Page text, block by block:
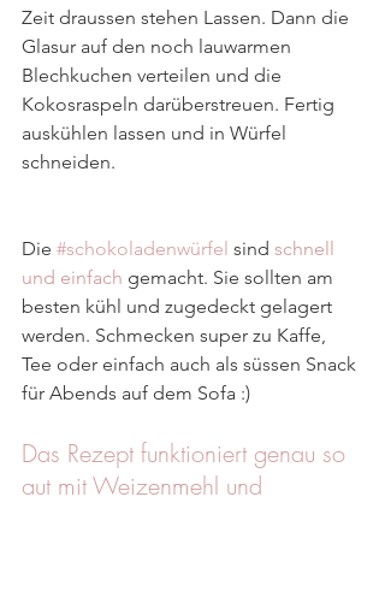
Zeit draussen stehen Lassen. Dann die
Glasur auf den noch lauwarmen
Blechkuchen verteilen und die
Kokosraspeln darüberstreuen. Fertig
auskühlen lassen und in Würfel
schneiden.
Die #schokoladenwürfel sind schnell
und einfach gemacht. Sie sollten am
besten kühl und zugedeckt gelagert
werden. Schmecken super zu Kaffe,
Tee oder einfach auch als süssen Snack
für Abends auf dem Sofa :)
Das Rezept funktioniert genau so
gut mit Weizenmehl und